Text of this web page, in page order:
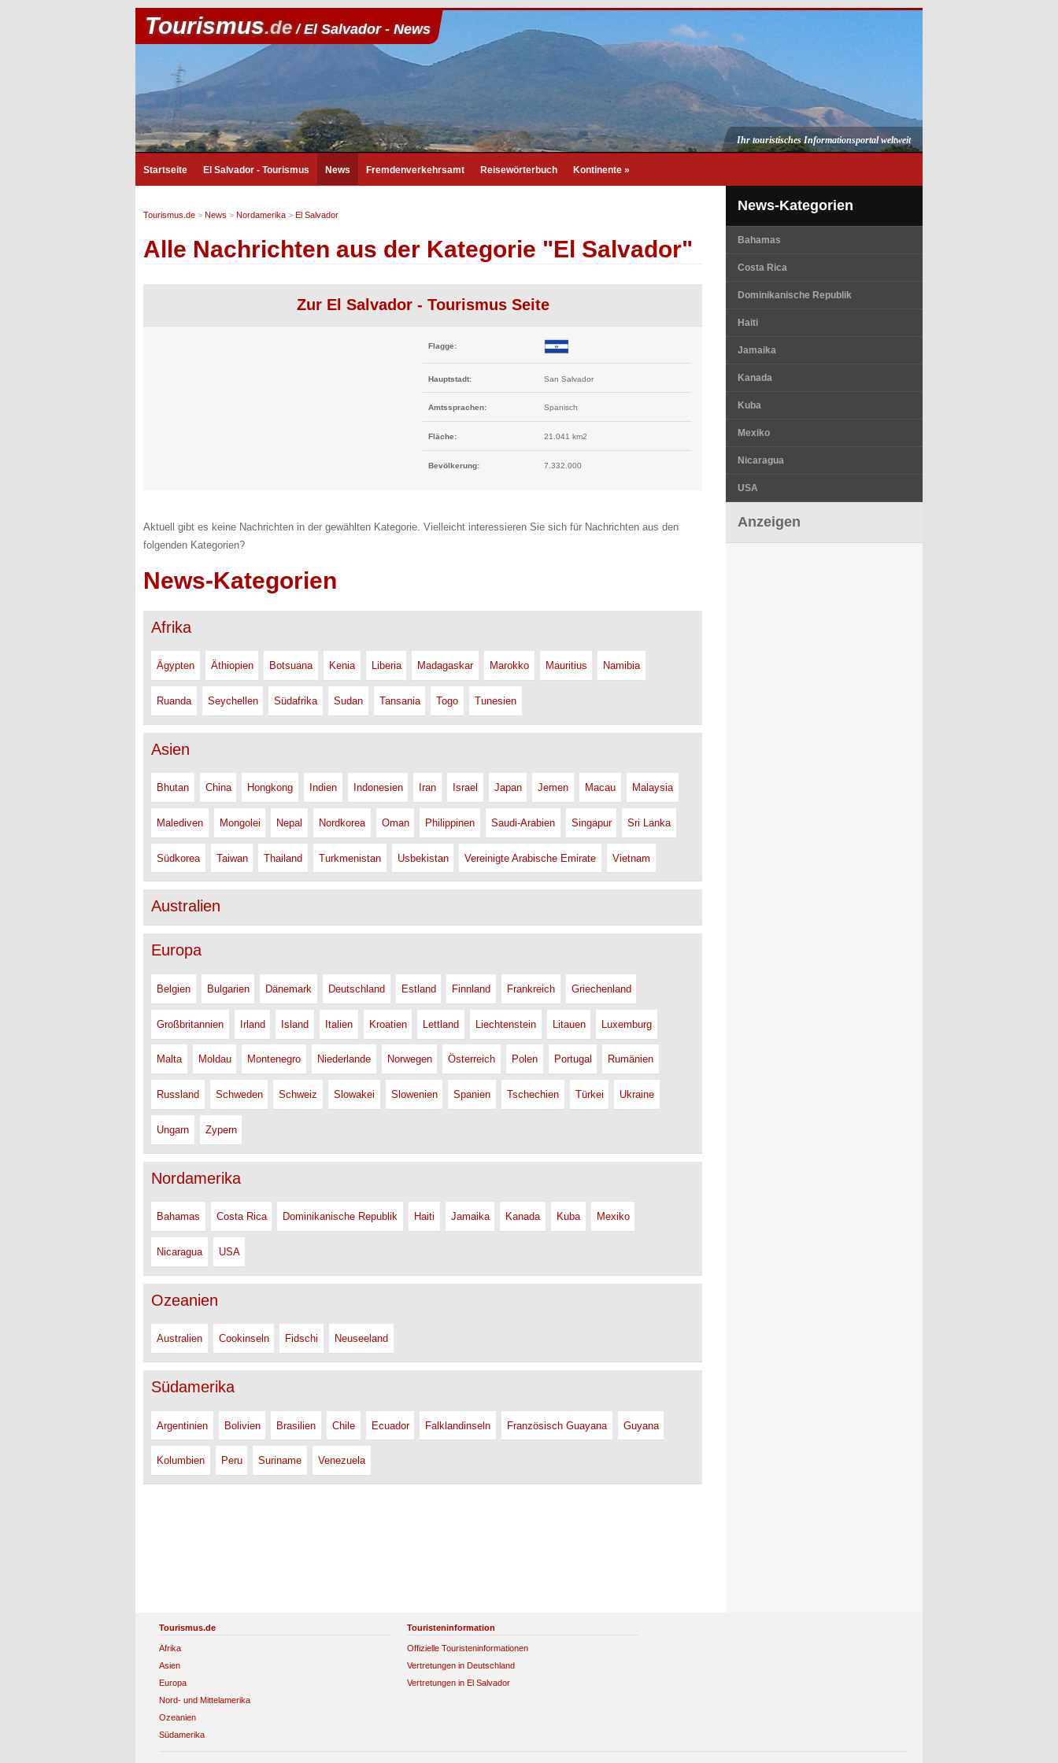
Tourismus.de/ El Salvador - News
Ihr touristisches Informationsportal weltweit
Startseite El Salvador - Tourismus News Fremdenverkehrsamt Reisewörterbuch Kontinente »
Tourismus.de > News > Nordamerika > El Salvador
Alle Nachrichten aus der Kategorie "El Salvador"
Zur El Salvador - Tourismus Seite
Flagge:
Hauptstadt: San Salvador
Amtssprachen: Spanisch
Fläche: 21.041 km2
Bevölkerung: 7.332.000
Aktuell gibt es keine Nachrichten in der gewählten Kategorie. Vielleicht interessieren Sie sich für Nachrichten aus den
folgenden Kategorien?
News-Kategorien
Afrika
Ägypten Äthiopien Botsuana Kenia Liberia Madagaskar Marokko Mauritius Namibia
Ruanda Seychellen Südafrika Sudan Tansania Togo Tunesien
Asien
Bhutan China Hongkong Indien Indonesien Iran Israel Japan Jemen Macau Malaysia
Malediven Mongolei Nepal Nordkorea Oman Philippinen Saudi-Arabien Singapur Sri Lanka
Südkorea Taiwan Thailand Turkmenistan Usbekistan Vereinigte Arabische Emirate Vietnam
Australien
Europa
Belgien Bulgarien Dänemark Deutschland Estland Finnland Frankreich Griechenland
Großbritannien Irland Island Italien Kroatien Lettland Liechtenstein Litauen Luxemburg
Malta Moldau Montenegro Niederlande Norwegen Österreich Polen Portugal Rumänien
Russland Schweden Schweiz Slowakei Slowenien Spanien Tschechien Türkei Ukraine
Ungarn Zypern
Nordamerika
Bahamas Costa Rica Dominikanische Republik Haiti Jamaika Kanada Kuba Mexiko
Nicaragua USA
Ozeanien
Australien Cookinseln Fidschi Neuseeland
Südamerika
Argentinien Bolivien Brasilien Chile Ecuador Falklandinseln Französisch Guayana Guyana
Kolumbien Peru Suriname Venezuela
News-Kategorien
Bahamas
Costa Rica
Dominikanische Republik
Haiti
Jamaika
Kanada
Kuba
Mexiko
Nicaragua
USA
Anzeigen
Tourismus.de
Afrika
Asien
Europa
Nord- und Mittelamerika
Ozeanien
Südamerika
Touristeninformation
Offizielle Touristeninformationen
Vertretungen in Deutschland
Vertretungen in El Salvador